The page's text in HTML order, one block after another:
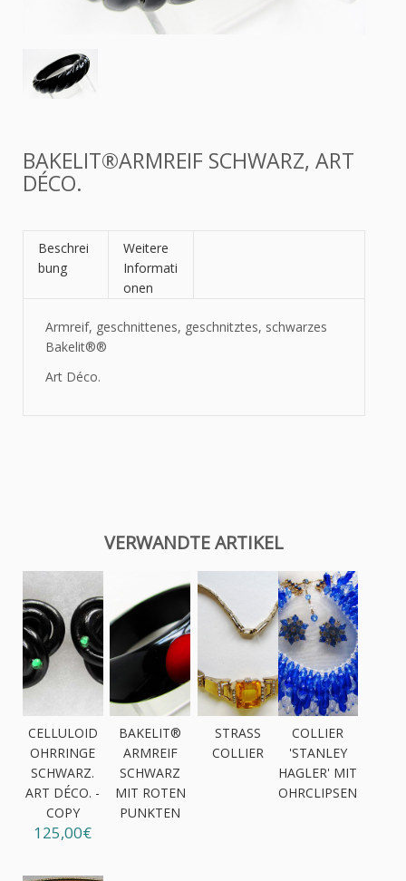
BAKELIT®ARMREIF SCHWARZ, ART
DÉCO.
Beschrei
bung
Weitere
Informati
onen
Armreif, geschnittenes, geschnitztes, schwarzes
Bakelit®®
Art Déco.
VERWANDTE ARTIKEL
CELLULOID
OHRRINGE
SCHWARZ.
ART DÉCO. -
COPY
125,00€
BAKELIT®
ARMREIF
SCHWARZ
MIT ROTEN
PUNKTEN
STRASS
COLLIER
COLLIER
'STANLEY
HAGLER' MIT
OHRCLIPSEN